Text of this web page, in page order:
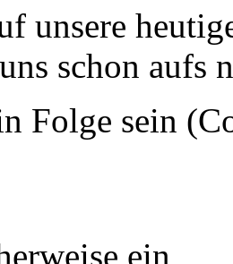
unsere
schon aufs
Folge sein